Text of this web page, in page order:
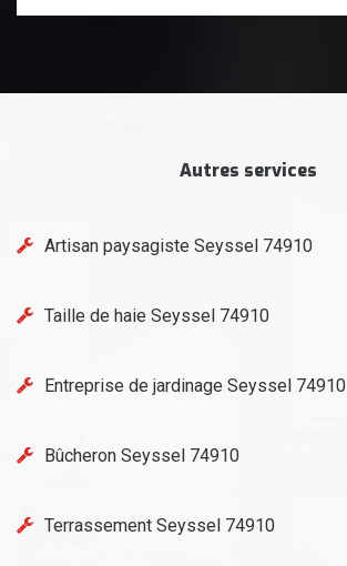
Autres services
Artisan paysagiste Seyssel 74910
Taille de haie Seyssel 74910
Entreprise de jardinage Seyssel 74910
Bûcheron Seyssel 74910
Terrassement Seyssel 74910